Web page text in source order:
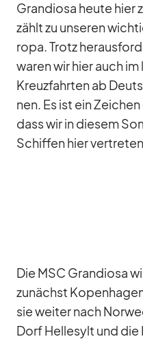
Gran­diosa heute hier
zählt zu un­se­ren
ropa. Trotz
wa­ren wir hier auch
Kreuz­fahr­ten ab
nen. Es ist ein
dass wir in die­sem
Schif­fen hier
Die MSC Gran­diosa
zu­nächst
sie wei­ter nach
Dorf Hel­le­sylt und